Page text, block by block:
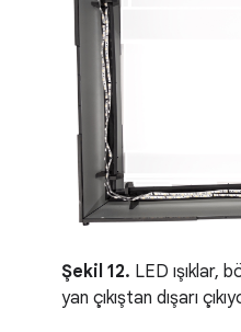
Şekil 12. LED ışıklar,
yan çıkıştan dışarı